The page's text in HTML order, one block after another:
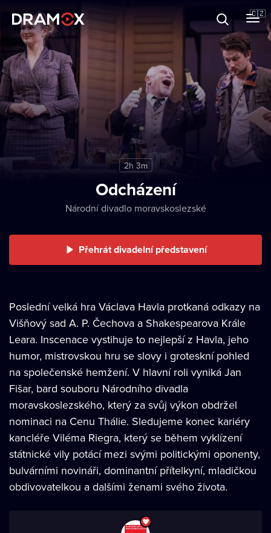
🇨🇿
Dárkové poukazy
Registrujte se
2h 3m
Odcházení
Národní divadlo moravskoslezské
Přehrát divadelní představení
Poslední velká hra Václava Havla protkaná odkazy na
Višňový sad A. P. Čechova a Shakespearova Krále
Leara. Inscenace vystihuje to nejlepší z Havla, jeho
humor, mistrovskou hru se slovy i groteskní pohled
na společenské hemžení. V hlavní roli vyniká Jan
Fišar, bard souboru Národního divadla
moravskoslezského, který za svůj výkon obdržel
nominaci na Cenu Thálie. Sledujeme konec kariéry
kancléře Viléma Riegra, který se během vyklízení
státnické vily potácí mezi svými politickými oponenty,
bulvárními novináři, dominantní přítelkyní, mladičkou
obdivovatelkou a dalšími ženami svého života.